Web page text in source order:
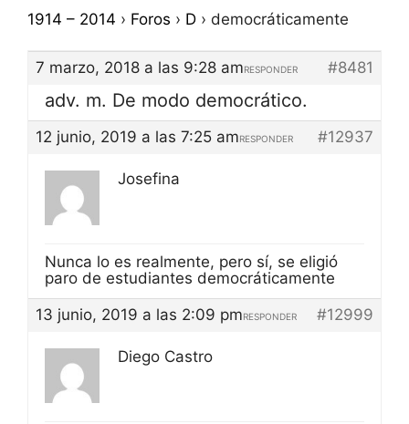
1914 – 2014 › Foros › D › democráticamente
7 marzo, 2018 a las 9:28 am #8481
RESPONDER
adv. m. De modo democrático.
12 junio, 2019 a las 7:25 am #12937
RESPONDER
Josefina
Nunca lo es realmente, pero sí, se eligió
paro de estudiantes democráticamente
13 junio, 2019 a las 2:09 pm
#12999
RESPONDER
Diego Castro